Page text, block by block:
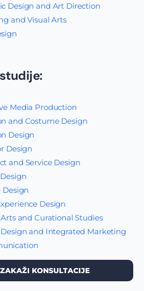
Design and Art Direction
and Visual Arts
Media Production
and Costume Design
Design
Design
and Service Design
Design
Design
and Curational Studies
Design and Integrated Marketing
ZAKAŽI KONSULTACIJE